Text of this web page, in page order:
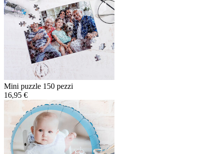
Mini puzzle 150 pezzi
16,95 €